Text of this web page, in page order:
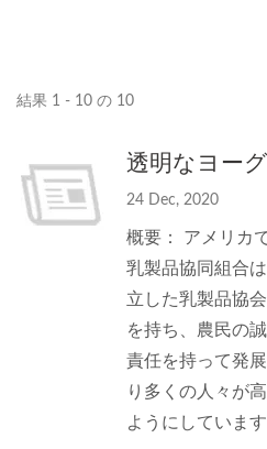
結果 1 - 10 の 10
透明なヨー
24 Dec, 2020
概要： アメリカ
乳製品協同組合
立した乳製品協
を持ち、農民の
責任を持って発
り多くの人々が
ようにしています